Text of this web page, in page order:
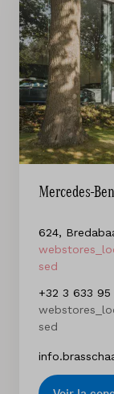
Mercedes-
624,
sed
+32 3 633 95
sed